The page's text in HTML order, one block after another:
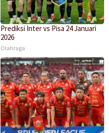
Prediksi Inter vs Pisa 24 Januari
2026
Olahraga